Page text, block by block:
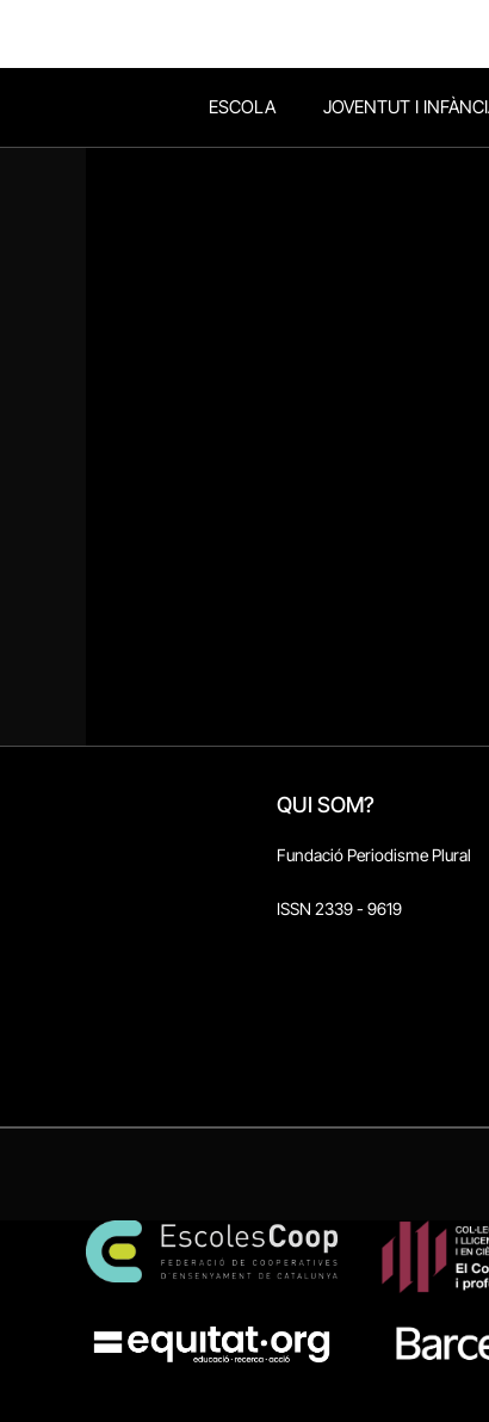
ESCOLA JOVENTUT I
QUI SOM?
Fundació Periodisme Plural
ISSN 2339 - 9619